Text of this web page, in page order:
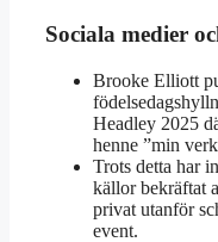
Sociala medier
Brooke Elliott
Headley 2025
henne ”min
Trots detta har
källor bekräftat
privat utanför
event.